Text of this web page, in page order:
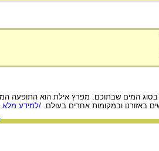
בסוג המים שבתוכם. מפרץ אילת הוא התופעה
באזורנו ובמקומות אחרים בעולם. /למידע